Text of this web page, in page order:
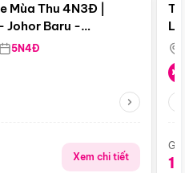
Thu 4N3Đ |
Johor Baru -
5N4Đ
Xem chi tiết